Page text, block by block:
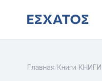
Главная Книги